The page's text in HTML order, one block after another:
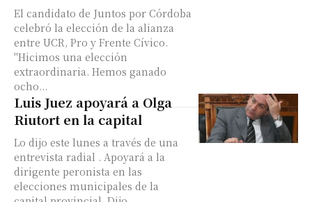
El candidato de Juntos por Córdoba
celebró la elección de la alianza
entre UCR, Pro y Frente Cívico.
"Hicimos una elección
extraordinaria. Hemos ganado
ocho...
Luis Juez apoyará a Olga
Riutort en la capital
Lo dijo este lunes a través de una
entrevista radial . Apoyará a la
dirigente peronista en las
elecciones municipales de la